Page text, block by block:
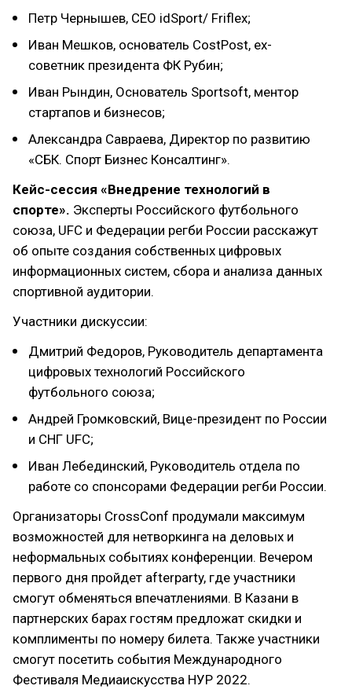
Петр Чернышев, CEO idSport/ Friflex;
Иван Мешков, основатель CostPost, ex-
советник президента ФК Рубин;
Иван Рындин, Основатель Sportsoft, ментор
стартапов и бизнесов;
Александра Савраева, Директор по развитию
«СБК. Спорт Бизнес Консалтинг».
Кейс-сессия «Внедрение технологий в
спорте». Эксперты Российского футбольного
союза, UFC и Федерации регби России расскажут
об опыте создания собственных цифровых
информационных систем, сбора и анализа данных
спортивной аудитории.
Участники дискуссии:
Дмитрий Федоров, Руководитель департамента
цифровых технологий Российского
футбольного союза;
Андрей Громковский, Вице-президент по России
и СНГ UFC;
Иван Лебединский, Руководитель отдела по
работе со спонсорами Федерации регби России.
Организаторы CrossConf продумали максимум
возможностей для нетворкинга на деловых и
неформальных событиях конференции. Вечером
первого дня пройдет afterparty, где участники
смогут обменяться впечатлениями. В Казани в
партнерских барах гостям предложат скидки и
комплименты по номеру билета. Также участники
смогут посетить события Международного
Фестиваля Медиаискусства НУР 2022.